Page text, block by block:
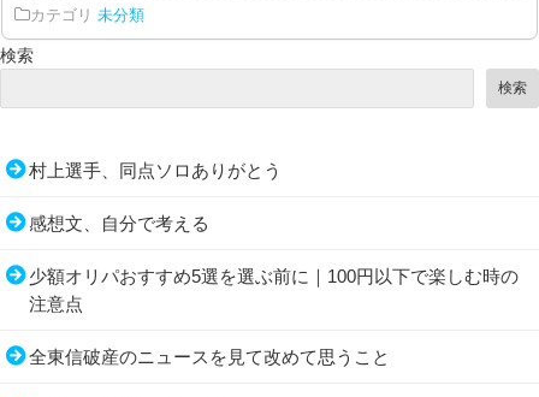
カテゴリ 未分類
検索
検索
村上選手、同点ソロありがとう
感想文、自分で考える
少額オリパおすすめ5選を選ぶ前に｜100円以下で楽しむ時の
注意点
全東信破産のニュースを見て改めて思うこと